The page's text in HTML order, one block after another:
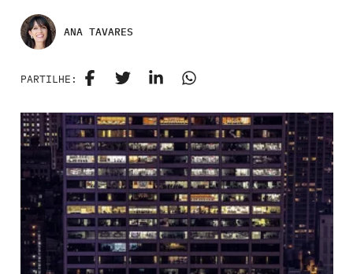
ANA TAVARES
PARTILHE: